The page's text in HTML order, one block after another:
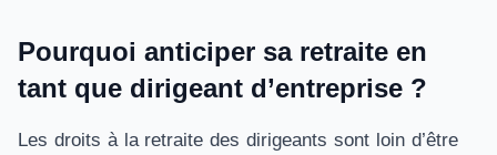
Pourquoi anticiper sa retraite en
tant que dirigeant d’entreprise ?
Les droits à la retraite des dirigeants sont loin d’être